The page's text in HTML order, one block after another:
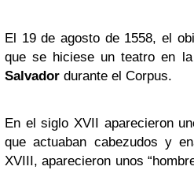
El 19 de agosto de 1558, el
que se hiciese un teatro en
Salvador durante el Corpus.
En el siglo XVII aparecieron
que actuaban cabezudos y
XVIII, aparecieron unos